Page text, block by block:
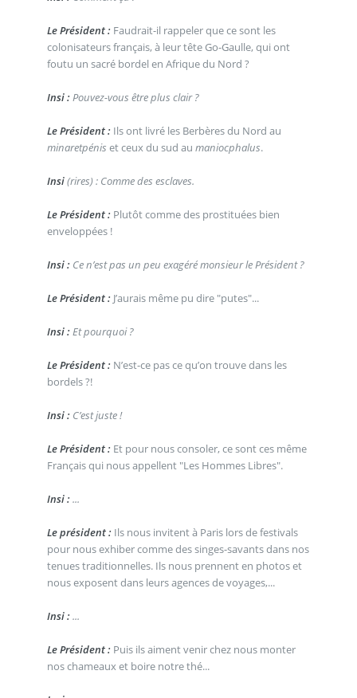
Le Président : Faudrait-il rappeler que ce sont les
colonisateurs français, à leur tête Go-Gaulle, qui ont
foutu un sacré bordel en Afrique du Nord ?
Insi : Pouvez-vous être plus clair ?
Le Président : Ils ont livré les Berbères du Nord au
minaretpénis et ceux du sud au maniocphalus.
Insi(rires) : Comme des esclaves.
Le Président : Plutôt comme des prostituées bien
enveloppées !
Insi : Ce n’est pas un peu exagéré monsieur le Président ?
Le Président : J’aurais même pu dire "putes"...
Insi : Et pourquoi ?
Le Président : N’est-ce pas ce qu’on trouve dans les
bordels ?!
Insi : C’est juste !
Le Président : Et pour nous consoler, ce sont ces même
Français qui nous appellent "Les Hommes Libres".
Insi : ...
Le président : Ils nous invitent à Paris lors de festivals
pour nous exhiber comme des singes-savants dans nos
tenues traditionnelles. Ils nous prennent en photos et
nous exposent dans leurs agences de voyages,...
Insi : ...
Le Président : Puis ils aiment venir chez nous monter
nos chameaux et boire notre thé...